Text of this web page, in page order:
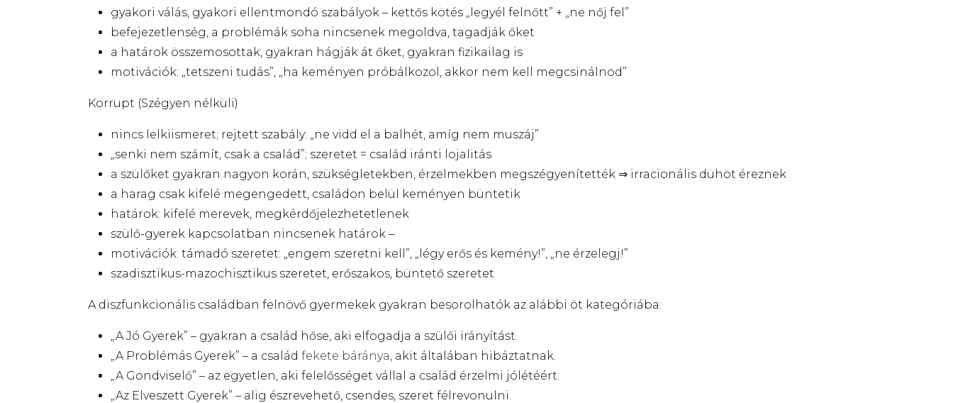
gyakori válás, gyakori ellentmondó szabályok – kettős kötés „legyél felnőtt” + „ne nőj fel”
befejezetlenség, a problémák soha nincsenek megoldva, tagadják őket
a határok összemosottak, gyakran hágják át őket, gyakran fizikailag is
motivációk: „tetszeni tudás”, „ha keményen próbálkozol, akkor nem kell megcsinálnod”
Korrupt (Szégyen nélküli)
nincs lelkiismeret; rejtett szabály: „ne vidd el a balhét, amíg nem muszáj”
„senki nem számít, csak a család”; szeretet = család iránti lojalitás
a szülőket gyakran nagyon korán, szükségletekben, érzelmekben megszégyenítették ⇒ irracionális dühöt éreznek
a harag csak kifelé megengedett, családon belül keményen büntetik
határok: kifelé merevek, megkérdőjelezhetetlenek
szülő-gyerek kapcsolatban nincsenek határok –
motivációk: támadó szeretet: „engem szeretni kell”, „légy erős és kemény!”, „ne érzelegj!”
szadisztikus-mazochisztikus szeretet, erőszakos, büntető szeretet
A diszfunkcionális családban felnövő gyermekek gyakran besorolhatók az alábbi öt kategóriába:
„A Jó Gyerek” – gyakran a család hőse, aki elfogadja a szülői irányítást.
„A Problémás Gyerek” – a család fekete báránya , akit általában hibáztatnak.
„A Gondviselő” – az egyetlen, aki felelősséget vállal a család érzelmi jólétéért.
„Az Elveszett Gyerek” – alig észrevehető, csendes, szeret félrevonulni.